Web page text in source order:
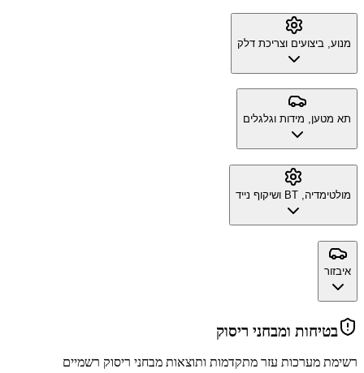
מנוע, ביצועים וצריכת דלק
תא מטען, מידות וגלגלים
מולטימדיה, BT ושיקוף נייד
איבזור
בטיחות ומבחני ריסוק
רשימת מערכות עזר מתקדמות ותוצאות מבחני ריסוק רשמיים